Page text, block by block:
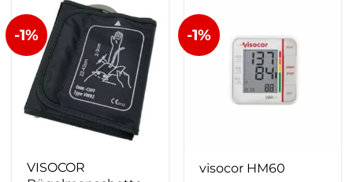
-1%
VISOCOR
-1%
visocor HM60